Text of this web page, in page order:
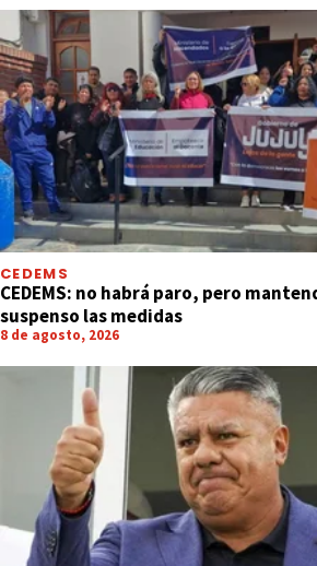
CEDEMS
CEDEMS: no habrá paro, pero
suspenso las medidas
8 de agosto, 2026